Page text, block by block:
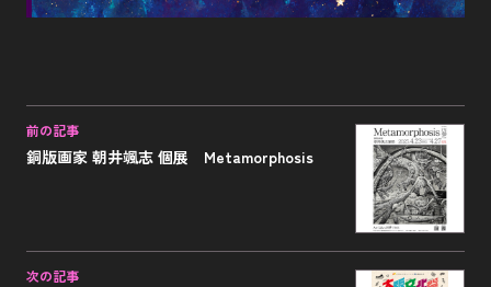
前の記事
銅版画家 朝井颯志 個展 Metamorphosis
次の記事